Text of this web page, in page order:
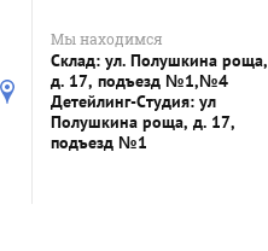
Мы находимся
Склад: ул. Полушкина роща,
д. 17, подъезд №1,№4
Детейлинг-Студия: ул
Полушкина роща, д. 17,
подъезд №1